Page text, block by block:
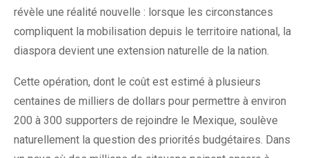
révèle une réalité nouvelle : lorsque les circonstances
compliquent la mobilisation depuis le territoire national, la
diaspora devient une extension naturelle de la nation.
Cette opération, dont le coût est estimé à plusieurs
centaines de milliers de dollars pour permettre à environ
200 à 300 supporters de rejoindre le Mexique, soulève
naturellement la question des priorités budgétaires. Dans